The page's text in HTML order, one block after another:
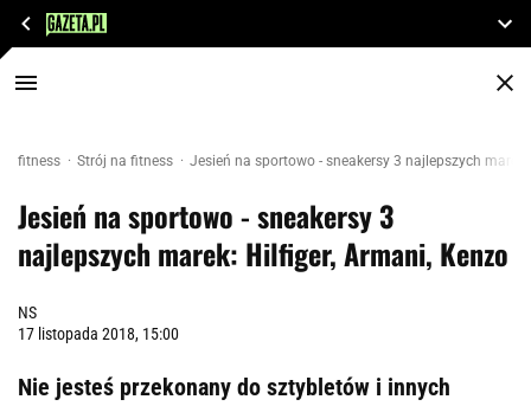
fitness Strój na fitness Jesień na sportowo - sneakersy 3 najlepszych
Jesień na sportowo - sneakersy 3
najlepszych marek: Hilfiger, Armani, Kenzo
NS
17 listopada 2018, 15:00
Nie jesteś przekonany do sztybletów i innych